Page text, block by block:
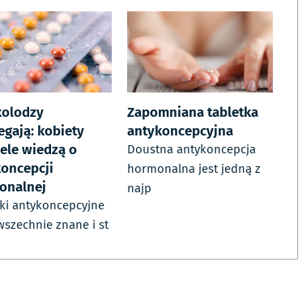
kobiety
wiedzą o
antykoncepcyjne
znane i st
Zapomniana tabletka
antykoncepcyjna
Doustna antykoncepcja
hormonalna jest jedną z
najp